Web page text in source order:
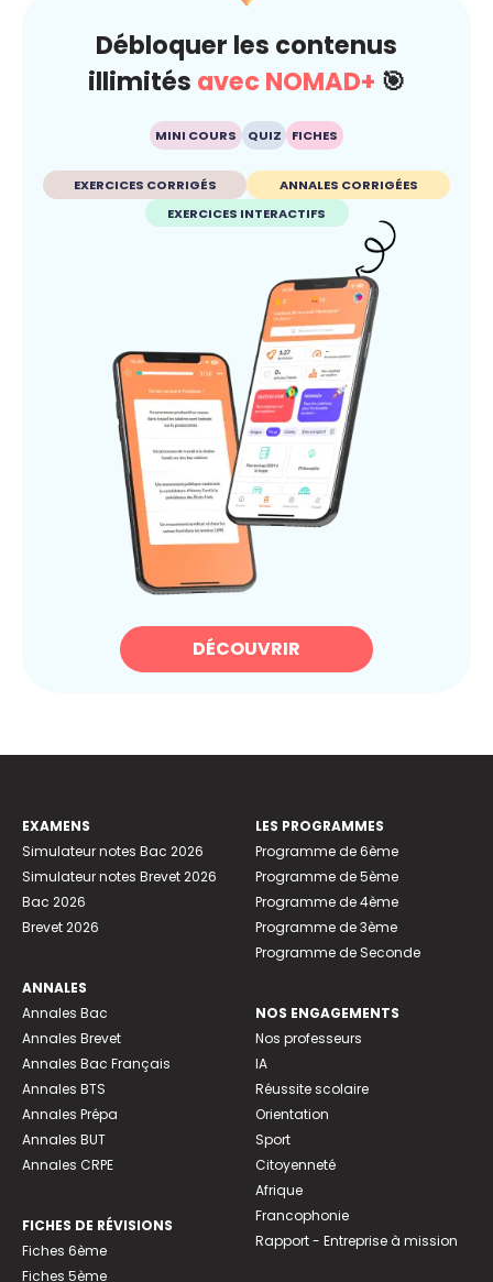
Débloquer les contenus
illimités avec NOMAD+ 🎯
MINI COURS QUIZ FICHES
EXERCICES CORRIGÉS
ANNALES CORRIGÉES
EXERCICES INTERACTIFS
DÉCOUVRIR
EXAMENS
Simulateur notes Bac 2026
Simulateur notes Brevet 2026
Bac 2026
Brevet 2026
ANNALES
Annales Bac
Annales Brevet
Annales Bac Français
Annales BTS
Annales Prépa
Annales BUT
Annales CRPE
FICHES DE RÉVISIONS
Fiches 6ème
Fiches 5ème
LES PROGRAMMES
Programme de 6ème
Programme de 5ème
Programme de 4ème
Programme de 3ème
Programme de Seconde
NOS ENGAGEMENTS
Nos professeurs
IA
Réussite scolaire
Orientation
Sport
Citoyenneté
Afrique
Francophonie
Rapport - Entreprise à mission